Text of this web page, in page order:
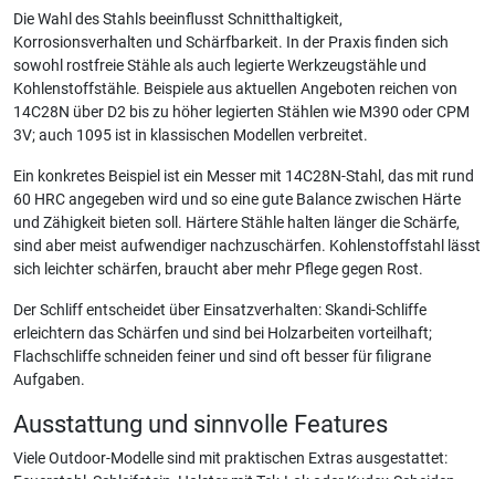
Die Wahl des Stahls beeinflusst Schnitthaltigkeit,
Korrosionsverhalten und Schärfbarkeit. In der Praxis finden sich
sowohl rostfreie Stähle als auch legierte Werkzeugstähle und
Kohlenstoffstähle. Beispiele aus aktuellen Angeboten reichen von
14C28N über D2 bis zu höher legierten Stählen wie M390 oder CPM
3V; auch 1095 ist in klassischen Modellen verbreitet.
Ein konkretes Beispiel ist ein Messer mit 14C28N-Stahl, das mit rund
60 HRC angegeben wird und so eine gute Balance zwischen Härte
und Zähigkeit bieten soll. Härtere Stähle halten länger die Schärfe,
sind aber meist aufwendiger nachzuschärfen. Kohlenstoffstahl lässt
sich leichter schärfen, braucht aber mehr Pflege gegen Rost.
Der Schliff entscheidet über Einsatzverhalten: Skandi-Schliffe
erleichtern das Schärfen und sind bei Holzarbeiten vorteilhaft;
Flachschliffe schneiden feiner und sind oft besser für filigrane
Aufgaben.
Ausstattung und sinnvolle Features
Viele Outdoor-Modelle sind mit praktischen Extras ausgestattet: